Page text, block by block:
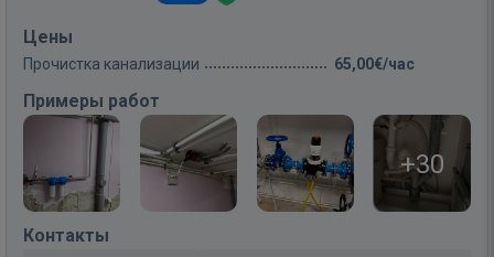
Цены
Прочистка канализации 65,00€/час
Примеры работ
+30
Контакты